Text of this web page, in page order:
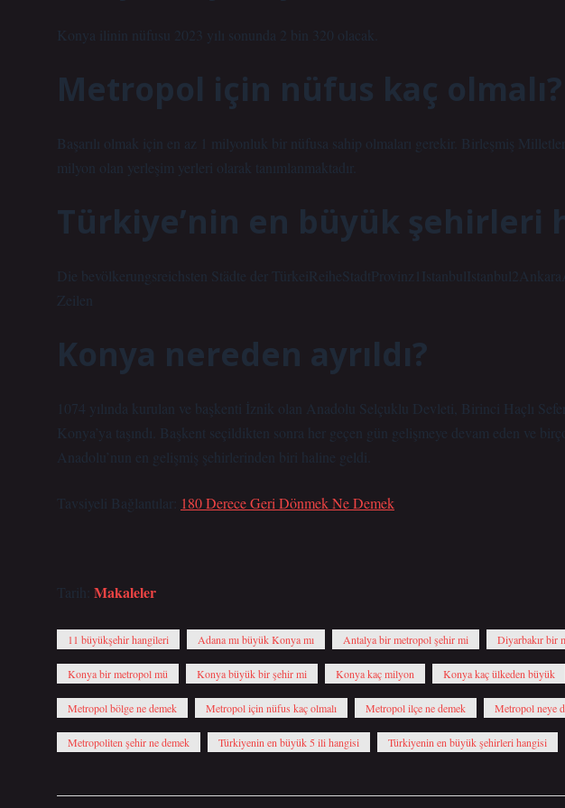
Konya ilinin nüfusu 2023 yılı sonunda 2 bin 320 olacak.
Metropol için nüfus kaç olmalı?
Başarılı olmak için en az 1 milyonluk bir nüfusa sahip olmaları gerekir. Birleşmiş
milyon olan yerleşim yerleri olarak tanımlanmaktadır.
Türkiye’nin en büyük şehirleri
Die bevölkerungsreichsten Städte der
Zeilen
Konya nereden ayrıldı?
1074 yılında kurulan ve başkenti İznik olan Anadolu Selçuklu Devleti, Birinci Haçlı
Konya’ya taşındı. Başkent seçildikten sonra her geçen gün gelişmeye devam eden ve
Anadolu’nun en gelişmiş şehirlerinden biri haline geldi.
Tavsiyeli Bağlantılar: 180 Derece Geri Dönmek Ne Demek
Tarih: Makaleler
11 büyükşehir hangileri Adana mı büyük Konya mı Antalya bir metropol şehir mi Diyarbakır bir
Konya bir metropol mü Konya büyük bir şehir mi Konya kaç milyon Konya kaç ülkeden büyük
Metropol bölge ne demek Metropol için nüfus kaç olmalı Metropol ilçe ne demek Metropol neye
Metropoliten şehir ne demek Türkiyenin en büyük 5 ili hangisi Türkiyenin en büyük şehirleri hangisi